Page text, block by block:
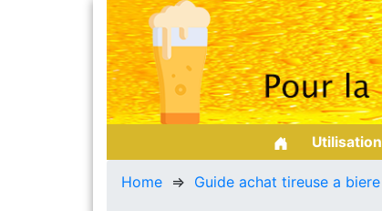
Utilisation
Home ⇒ Guide achat tireuse a biere